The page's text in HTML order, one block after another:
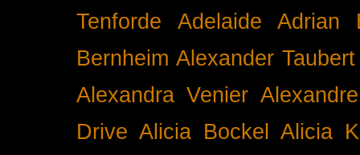
Tenforde
Adelaide
Adrian
Bernheim Alexander Taubert
Alexandra Venier
Drive Alicia Bockel
Alicia